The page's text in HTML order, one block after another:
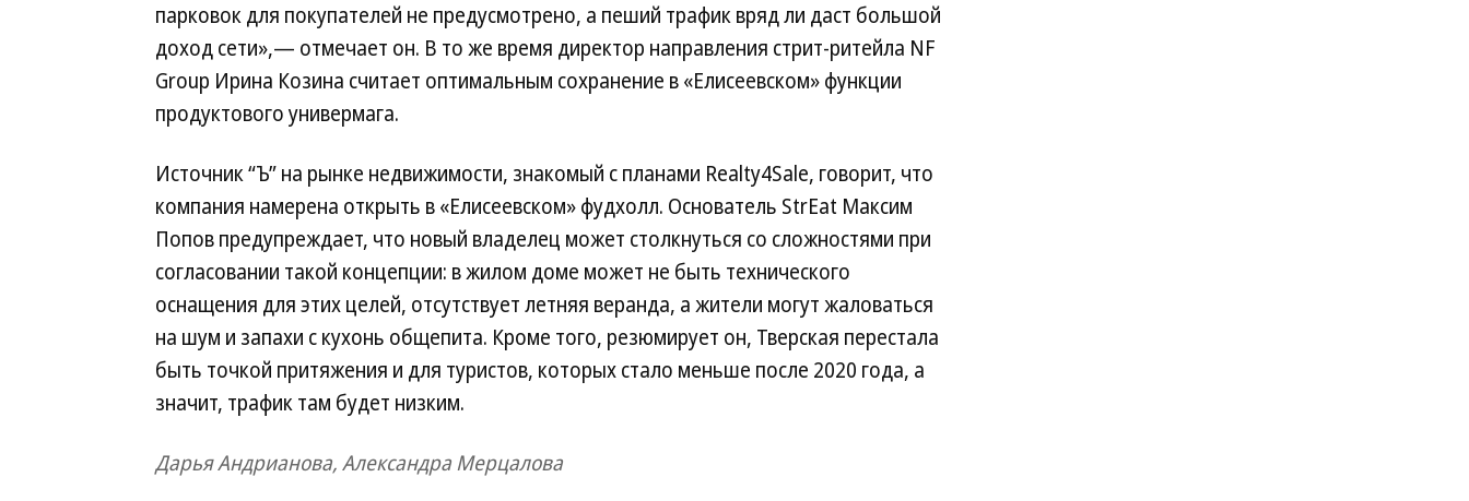
парковок для покупателей не предусмотрено, а пеший трафик вряд ли даст большой
доход сети»,— отмечает он. В то же время директор направления стрит-ритейла NF
Group Ирина Козина считает оптимальным сохранение в «Елисеевском» функции
продуктового универмага.
Источник “Ъ” на рынке недвижимости, знакомый с планами Realty4Sale, говорит, что
компания намерена открыть в «Елисеевском» фудхолл. Основатель StrEat Максим
Попов предупреждает, что новый владелец может столкнуться со сложностями при
согласовании такой концепции: в жилом доме может не быть технического
оснащения для этих целей, отсутствует летняя веранда, а жители могут жаловаться
на шум и запахи с кухонь общепита. Кроме того, резюмирует он, Тверская перестала
быть точкой притяжения и для туристов, которых стало меньше после 2020 года, а
значит, трафик там будет низким.
Дарья Андрианова, Александра Мерцалова